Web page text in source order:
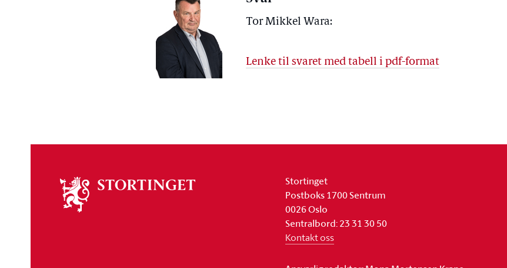
Tor Mikkel Wara:
Lenke til svaret med tabell i pdf-format
stortinget
Stortinget
Postboks 1700 Sentrum
0026 Oslo
Sentralbord: 23 31 30 50
Kontakt oss